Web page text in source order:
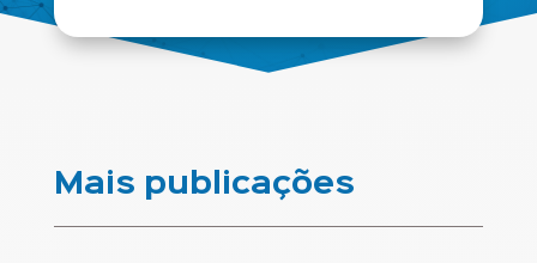
Mais publicações